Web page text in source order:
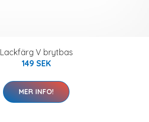
Lackfärg V brytbas
149 SEK
MER INFO!